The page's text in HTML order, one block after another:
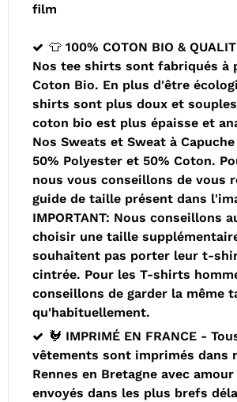
film
👕 100% COTON BIO &
Nos tee shirts sont fabriqués à
Coton Bio. En plus d'être
shirts sont plus doux et
coton bio est plus épaisse et
Nos Sweats et Sweat à
50% Polyester et 50% Coton.
nous vous conseillons de vous
guide de taille présent dans
IMPORTANT: Nous conseillons
choisir une taille
souhaitent pas porter leur t-
cintrée. Pour les T-shirts
conseillons de garder la même
qu'habituellement.
🐓 IMPRIMÉ EN FRANCE -
vêtements sont imprimés dans
Rennes en Bretagne avec
envoyés dans les plus brefs